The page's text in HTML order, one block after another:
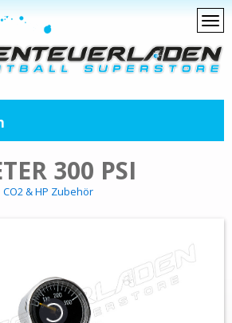
300 PSI
CO2 & HP Zubehör